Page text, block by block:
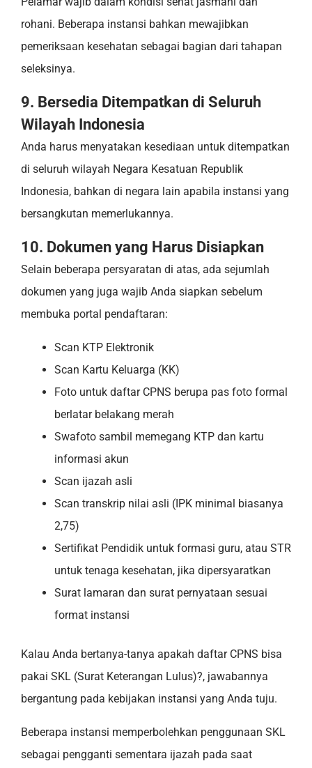
rohani. Beberapa instansi bahkan mewajibkan
pemeriksaan kesehatan sebagai bagian dari tahapan
seleksinya.
9. Bersedia Ditempatkan di Seluruh
Wilayah Indonesia
Anda harus menyatakan kesediaan untuk ditempatkan
di seluruh wilayah Negara Kesatuan Republik
Indonesia, bahkan di negara lain apabila instansi yang
bersangkutan memerlukannya.
10. Dokumen yang Harus Disiapkan
Selain beberapa persyaratan di atas, ada sejumlah
dokumen yang juga wajib Anda siapkan sebelum
membuka portal pendaftaran:
Scan KTP Elektronik
Scan Kartu Keluarga (KK)
Foto untuk daftar CPNS berupa pas foto formal
berlatar belakang merah
Swafoto sambil memegang KTP dan kartu
informasi akun
Scan ijazah asli
Scan transkrip nilai asli (IPK minimal biasanya
2,75)
Sertifikat Pendidik untuk formasi guru, atau STR
untuk tenaga kesehatan, jika dipersyaratkan
Surat lamaran dan surat pernyataan sesuai
format instansi
Kalau Anda bertanya-tanya apakah daftar CPNS bisa
pakai SKL (Surat Keterangan Lulus)?, jawabannya
bergantung pada kebijakan instansi yang Anda tuju.
Beberapa instansi memperbolehkan penggunaan SKL
sebagai pengganti sementara ijazah pada saat